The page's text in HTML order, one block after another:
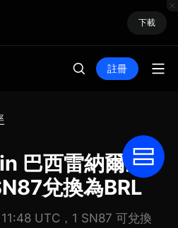
下載
註冊
巴西雷納爾匯
兌換為BRL
UTC，1 SN87 可兌換